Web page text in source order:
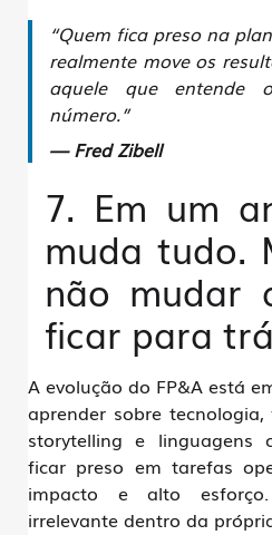
“Quem fica preso na
realmente move os
aquele que
número.”
— Fred Zibell
7. Em um
muda tudo.
não mudar
ficar para
A evolução do FP&A está
aprender sobre
storytelling e linguagens
ficar preso em tarefas
impacto e alto esforço
irrelevante dentro da